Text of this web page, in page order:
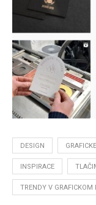
DESIGN
INSPIRACE
TRENDY V